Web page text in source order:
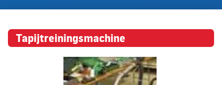
Tapijtreiningsmachine